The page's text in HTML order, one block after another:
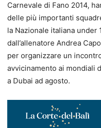
Carnevale di Fano 2014,
delle più importanti
la Nazionale italiana under
dall’allenatore Andrea
per organizzare un
avvicinamento ai mondiali
a Dubai ad agosto.